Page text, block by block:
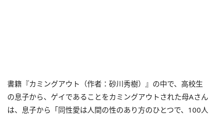
書籍『カミングアウト（作者：砂川秀樹）』の中で、高校生
の息子から、ゲイであることをカミングアウトされた母Aさん
は、息子から「同性愛は人間の性のあり方のひとつで、100人